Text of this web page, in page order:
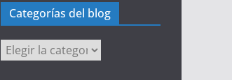
Categorías del blog
Categorías
del